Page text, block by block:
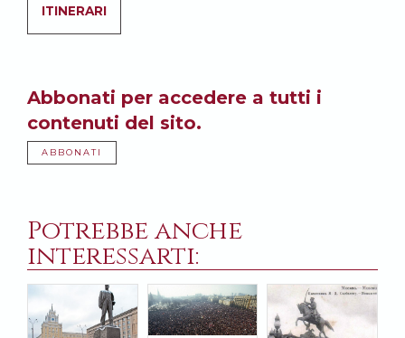
ITINERARI
Abbonati per accedere a tutti i
contenuti del sito.
ABBONATI
Potrebbe anche
interessarti: